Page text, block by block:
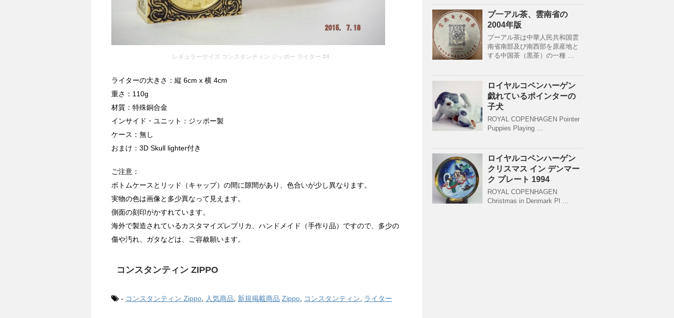
レギュラーサイズ コンスタンティン ジッポー ライター #4
ライターの大きさ：縦 6cm x 横 4cm
重さ：110g
材質：特殊銅合金
インサイド・ユニット：ジッポー製
ケース：無し
おまけ：3D Skull lighter付き
ご注意：
ボトムケースとリッド（キャップ）の間に隙間があり、色合いが少し異なります。
実物の色は画像と多少異なって見えます。
側面の刻印がかすれています。
海外で製造されているカスタマイズレプリカ、ハンドメイド（手作り品）ですので、多少の
傷や汚れ、ガタなどは、ご容赦願います。
コンスタンティン ZIPPO
- コンスタンティン Zippo 人気商品 新規掲載商品 Zippo コンスタンティン ライター
プ一アル茶、雲南省の
2004年版
プーアル茶は中華人民共和国雲
南省南部及び南西部を原産地と
する中国茶（黒茶）の一種 …
ロイヤルコペンハーゲン
戯れているポインターの
子犬
ROYAL COPENHAGEN Pointer
Puppies Playing …
ロイヤルコペンハーゲン
クリスマス イン デンマー
ク プレート 1994
ROYAL COPENHAGEN
Christmas in Denmark Pl …